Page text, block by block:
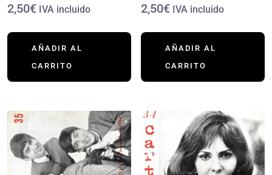
2,50€ IVA incluido
AÑADIR AL
CARRITO
2,50€ IVA incluido
AÑADIR AL
CARRITO